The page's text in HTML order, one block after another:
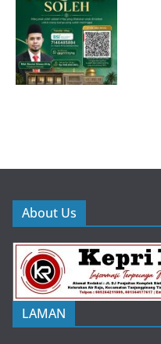
About Us
LAMAN